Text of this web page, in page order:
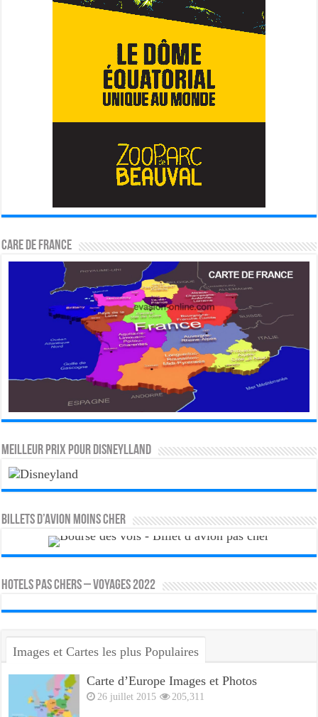
CARE DE FRANCE
MEILLEUR PRIX POUR DISNEYLLAND
Billets d’avion moins cher
HOTELS PAS CHERS – VOYAGES 2022
Images et Cartes les plus Populaires
Carte d’Europe Images et Photos
26 juillet 2015 205,311